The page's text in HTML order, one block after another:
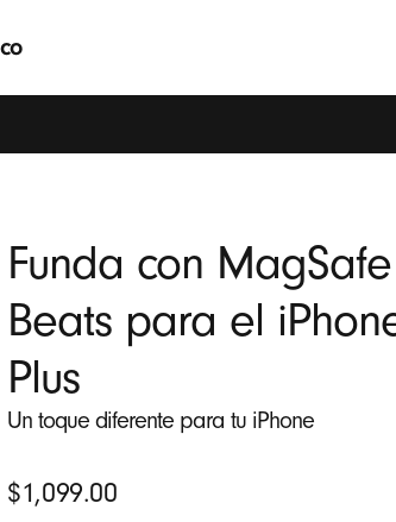
Funda con
Beats para el
Plus
Un toque diferente para tu iPhone
Precio
$1,099.00